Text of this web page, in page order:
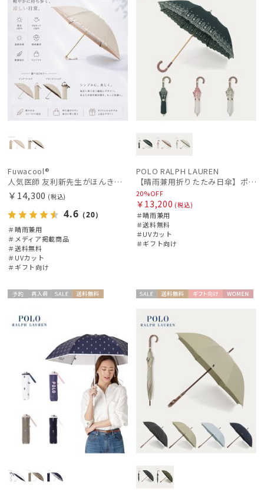
価格・割引率
在庫表示
販売状況
Fuwacool®
人気医師 友利新先生がほんきで作った”絶対に忘れない誰でも日傘” 55【晴雨兼用折りたたみ日傘】フワクール® (Fuwacool®) 雨の日OK 軽量 遮光100% UV100%
￥14,300 (税込)
4.6 （20）
＃晴雨兼用
＃メディア掲載商品
＃送料無料
＃UVカット
＃ギフト向け
POLO RALPH LAUREN
【晴雨兼用折りたたみ日傘】ポロ ラルフ ローレン (POLO RALPH LAUREN) フローラル刺繍 遮光 遮熱 UV
20%OFF
￥13,200 (税込)
＃晴雨兼用
＃送料無料
＃UVカット
＃ギフト向け
荷
ギフト
向け
N
料